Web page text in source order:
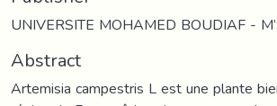
UNIVERSITE MOHAMED BOUDIAF -
Abstract
Artemisia campestris L est une plante